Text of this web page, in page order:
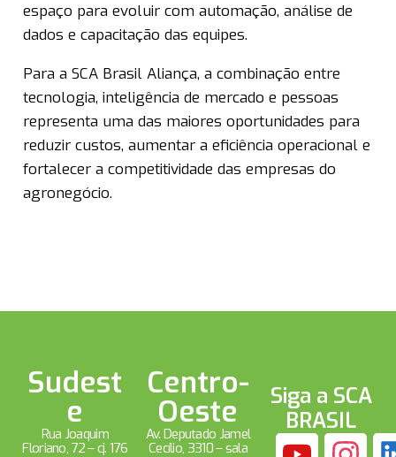
espaço para evoluir com automação, análise de
dados e capacitação das equipes.
Para a SCA Brasil Aliança, a combinação entre
tecnologia, inteligência de mercado e pessoas
representa uma das maiores oportunidades para
reduzir custos, aumentar a eficiência operacional e
fortalecer a competitividade das empresas do
agronegócio.
Sudest
e
Rua Joaquim
Floriano, 72 – cj. 176
Centro-
Oeste
Av. Deputado Jamel
Cecílio, 3310 – sala
Siga a SCA
BRASIL